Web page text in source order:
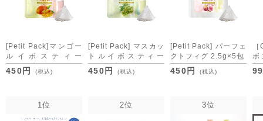
[Petit Pack]マンゴー
ルイボスティー
2.5g×5包
[M便 1/10]
450円 (税込)
[Petit Pack] マスカッ
トルイボスティー
2.5g×5包
[M便 1/10]
450円 (税込)
[Petit Pack] パーフェ
クトフィグ 2.5g×5包
[M便 1/10]
450円 (税込)
ボ
包
1位 2位 3位